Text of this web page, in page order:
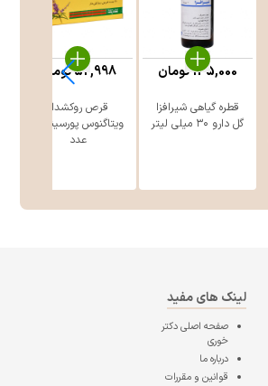
قطره گیاهی شیرافزا
گل دارو ۳۰ میلی‎ لیتر
135,000تومان
قرص روکشدار
عدد
52,998تومان
لینک های مفید
صفحه اصلیدکتر
خوری
درباره ما
قوانین و مقررات